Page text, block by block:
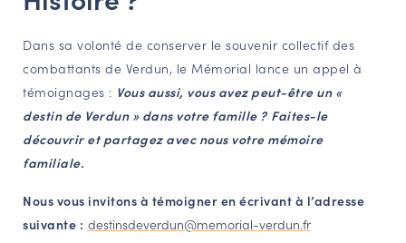
Dans sa volonté de conserver le souvenir collectif des
combattants de Verdun, le Mémorial lance un appel à
témoignages : Vous aussi, vous avez peut-être un «
destin de Verdun » dans votre famille ? Faites-le
découvrir et partagez avec nous votre mémoire
familiale.
Nous vous invitons à témoigner en écrivant à l’adresse
suivante : destinsdeverdun@memorial-verdun.fr